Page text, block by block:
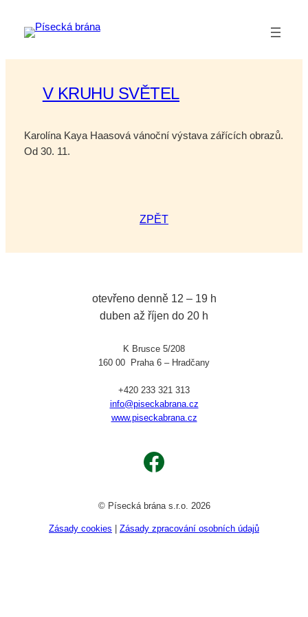
V KRUHU SVĚTEL
Karolína Kaya Haasová vánoční výstava zářících obrazů.
Od 30. 11.
ZPĚT
otevřeno denně 12 – 19 h
duben až říjen do 20 h
K Brusce 5/208
160 00 Praha 6 – Hradčany
+420 233 321 313
info@piseckabrana.cz
www.piseckabrana.cz
Facebook
© Písecká brána s.r.o. 2026
Zásady cookies Zásady zpracování osobních údajů